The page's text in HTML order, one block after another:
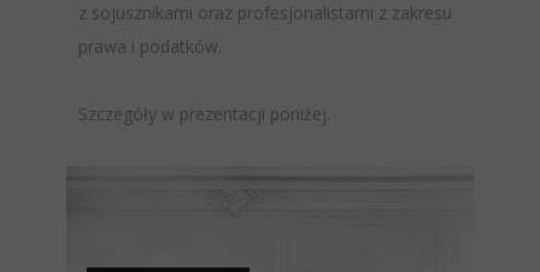
z sojusznikami oraz profesjonalistami z zakresu
prawa i podatków.
Szczegóły w prezentacji poniżej.